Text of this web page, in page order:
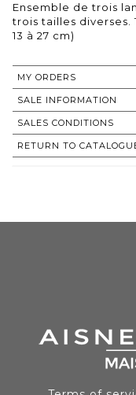
Ensemble de trois
trois tailles diverses.
13 à 27 cm)
MY ORDERS
SALE INFORMATION
SALES CONDITIONS
RETURN TO